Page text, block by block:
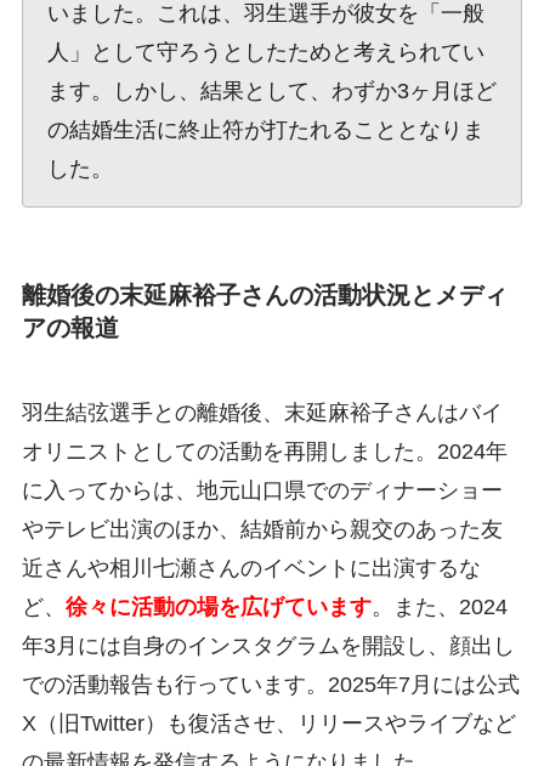
いました。これは、羽生選手が彼女を「一般
人」として守ろうとしたためと考えられてい
ます。しかし、結果として、わずか3ヶ月ほど
の結婚生活に終止符が打たれることとなりま
した。
離婚後の末延麻裕子さんの活動状況とメディ
アの報道
羽生結弦選手との離婚後、末延麻裕子さんはバイ
オリニストとしての活動を再開しました。2024年
に入ってからは、地元山口県でのディナーショー
やテレビ出演のほか、結婚前から親交のあった友
近さんや相川七瀬さんのイベントに出演するな
ど、 徐々に活動の場を広げています。また、2024
年3月には自身のインスタグラムを開設し、顔出し
での活動報告も行っています。2025年7月には公式
X（旧Twitter）も復活させ、リリースやライブなど